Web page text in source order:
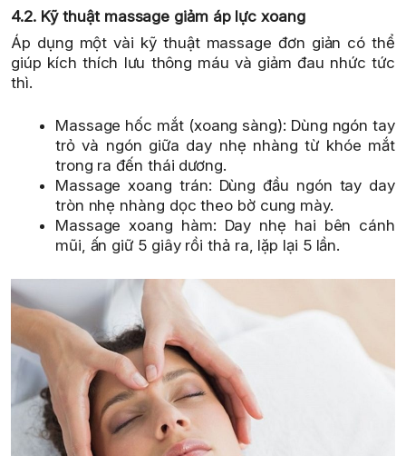
4.2. Kỹ thuật massage giảm áp lực xoang
Áp dụng một vài kỹ thuật massage đơn giản có thể
giúp kích thích lưu thông máu và giảm đau nhức tức
thì.
Massage hốc mắt (xoang sàng): Dùng ngón tay
trỏ và ngón giữa day nhẹ nhàng từ khóe mắt
trong ra đến thái dương.
Massage xoang trán: Dùng đầu ngón tay day
tròn nhẹ nhàng dọc theo bờ cung mày.
Massage xoang hàm: Day nhẹ hai bên cánh
mũi, ấn giữ 5 giây rồi thả ra, lặp lại 5 lần.